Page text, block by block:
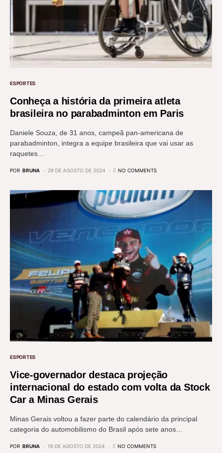
ESPORTES
Conheça a história da primeira atleta
brasileira no parabadminton em Paris
Daniele Souza, de 31 anos, campeã pan-americana de
parabadminton, integra a equipe brasileira que vai usar as
raquetes…
POR BRUNA 29 DE AGOSTO DE 2024 NO COMMENTS
ESPORTES
Vice-governador destaca projeção
internacional do estado com volta da Stock
Car a Minas Gerais
Minas Gerais voltou a fazer parte do calendário da principal
categoria do automobilismo do Brasil após sete anos…
POR BRUNA 19 DE AGOSTO DE 2024 NO COMMENTS